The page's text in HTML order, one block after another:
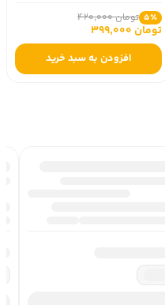
5٪ تومان 420,000
تومان 399,000
افزودن به سبد خرید